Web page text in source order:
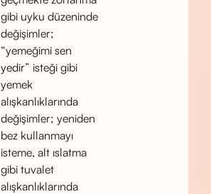
gibi uyku düzeninde
değişimler;
“yemeğimi sen
yedir” isteği gibi
yemek
alışkanlıklarında
değişimler; yeniden
bez kullanmayı
isteme, alt ıslatma
gibi tuvalet
alışkanlıklarında